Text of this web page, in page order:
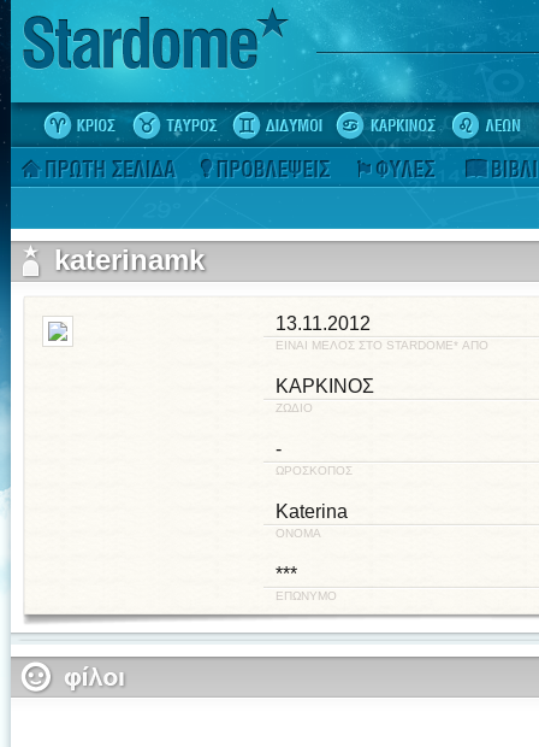
katerinamk
13.11.2012
ΕΙΝΑΙ ΜΕΛΟΣ ΣΤΟ STARDOME* ΑΠΟ
ΚΑΡΚΙΝΟΣ
ΖΩΔΙΟ
-
ΩΡΟΣΚΟΠΟΣ
Katerina
ΟΝΟΜΑ
***
ΕΠΩΝΥΜΟ